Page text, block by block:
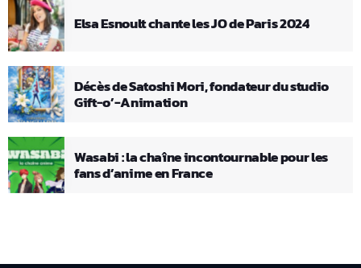
Elsa Esnoult chante les JO de Paris 2024
Décès de Satoshi Mori, fondateur du studio
Gift-o’-Animation
Wasabi : la chaîne incontournable pour les
fans d’anime en France